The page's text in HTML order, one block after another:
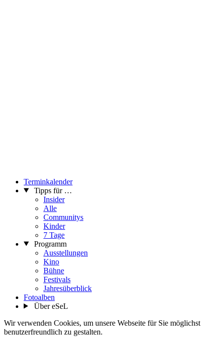
Terminkalender
Tipps für …
Insider
Alle
Communitys
Kinder
7 Tage
Programm
Ausstellungen
Kino
Bühne
Festivals
Jahresüberblick
Fotoalben
Über eSeL
Wir verwenden Cookies, um unsere Webseite für Sie möglichst
benutzerfreundlich zu gestalten.